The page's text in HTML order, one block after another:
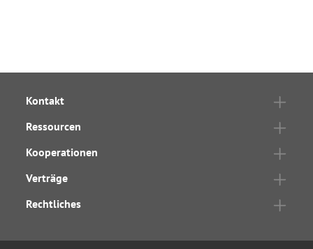
Kontakt
Ressourcen
Kooperationen
Verträge
Rechtliches